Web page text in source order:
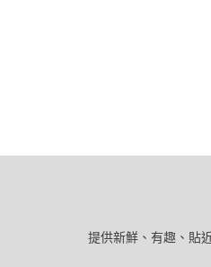
提供新鮮、有趣、貼